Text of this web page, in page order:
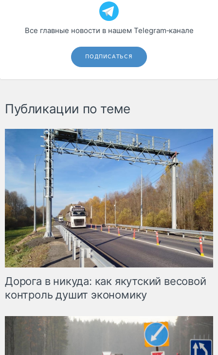
Все главные новости в нашем Telegram‑канале
ПОДПИСАТЬСЯ
Публикации по теме
Дорога в никуда: как якутский весовой
контроль душит экономику